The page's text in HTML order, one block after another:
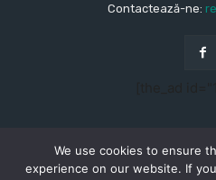
Contactează-ne:
We use cookies to ensure
experience on our website. If